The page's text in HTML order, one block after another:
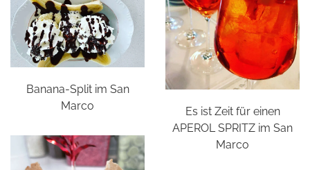
Banana-Split im San
Marco
Es ist Zeit für einen
APEROL SPRITZ im San
Marco